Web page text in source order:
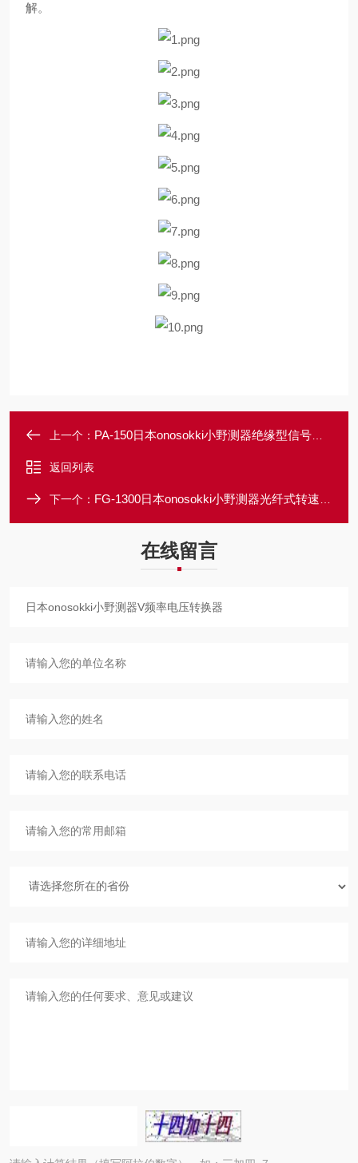
解。
上一个： PA-150日本onosokki小野测器绝缘型信号传送器
返回列表
下一个： FG-1300日本onosokki小野测器光纤式转速传感器
在线留言